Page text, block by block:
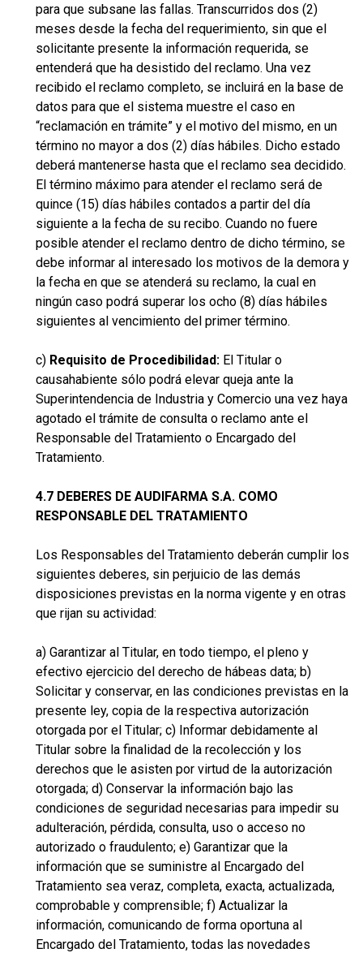
para que subsane las fallas. Transcurridos dos (2)
meses desde la fecha del requerimiento, sin que el
solicitante presente la información requerida, se
entenderá que ha desistido del reclamo. Una vez
recibido el reclamo completo, se incluirá en la base de
datos para que el sistema muestre el caso en
“reclamación en trámite” y el motivo del mismo, en un
término no mayor a dos (2) días hábiles. Dicho estado
deberá mantenerse hasta que el reclamo sea decidido.
El término máximo para atender el reclamo será de
quince (15) días hábiles contados a partir del día
siguiente a la fecha de su recibo. Cuando no fuere
posible atender el reclamo dentro de dicho término, se
debe informar al interesado los motivos de la demora y
la fecha en que se atenderá su reclamo, la cual en
ningún caso podrá superar los ocho (8) días hábiles
siguientes al vencimiento del primer término.
c) Requisito de Procedibilidad: El Titular o
causahabiente sólo podrá elevar queja ante la
Superintendencia de Industria y Comercio una vez haya
agotado el trámite de consulta o reclamo ante el
Responsable del Tratamiento o Encargado del
Tratamiento.
4.7 DEBERES DE AUDIFARMA S.A. COMO
RESPONSABLE DEL TRATAMIENTO
Los Responsables del Tratamiento deberán cumplir los
siguientes deberes, sin perjuicio de las demás
disposiciones previstas en la norma vigente y en otras
que rijan su actividad:
a) Garantizar al Titular, en todo tiempo, el pleno y
efectivo ejercicio del derecho de hábeas data; b)
Solicitar y conservar, en las condiciones previstas en la
presente ley, copia de la respectiva autorización
otorgada por el Titular; c) Informar debidamente al
Titular sobre la finalidad de la recolección y los
derechos que le asisten por virtud de la autorización
otorgada; d) Conservar la información bajo las
condiciones de seguridad necesarias para impedir su
adulteración, pérdida, consulta, uso o acceso no
autorizado o fraudulento; e) Garantizar que la
información que se suministre al Encargado del
Tratamiento sea veraz, completa, exacta, actualizada,
comprobable y comprensible; f) Actualizar la
información, comunicando de forma oportuna al
Encargado del Tratamiento, todas las novedades